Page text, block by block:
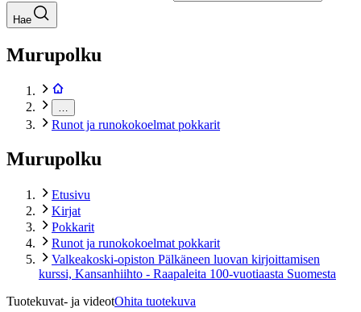
Hae
Murupolku
Runot ja runokokoelmat pokkarit
Murupolku
Etusivu
Kirjat
Pokkarit
Runot ja runokokoelmat pokkarit
Valkeakoski-opiston Pälkäneen luovan kirjoittamisen
kurssi, Kansanhiihto - Raapaleita 100-vuotiaasta Suomesta
Tuotekuvat- ja videotOhita tuotekuva